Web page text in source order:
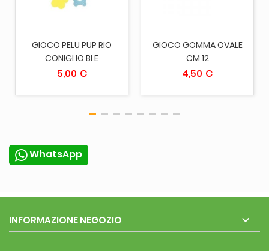
GIOCO PELU PUP RIO
CONIGLIO BLE
5,00 €
GIOCO GOMMA OVALE
CM 12
4,50 €
WhatsApp
INFORMAZIONE NEGOZIO 